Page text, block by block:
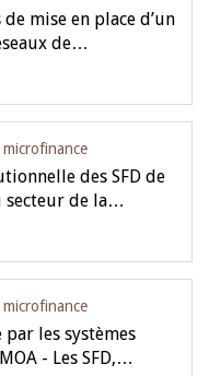
mise en place d’un
de…
microfinance
des SFD de
secteur de la…
microfinance
les systèmes
- Les SFD,…